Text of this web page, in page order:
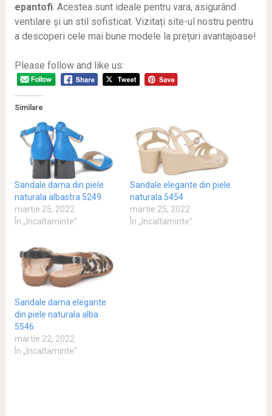
epantofi. Acestea sunt ideale pentru vara, asigurând
ventilare și un stil sofisticat. Vizitați site-ul nostru pentru
a descoperi cele mai bune modele la prețuri avantajoase!
Please follow and like us:
Similare
Sandale dama din piele
naturala albastra 5249
martie 25, 2022
În „Incaltaminte”
Sandale elegante din piele
naturala 5454
martie 25, 2022
În „Incaltaminte”
Sandale dama elegante
din piele naturala alba
5546
martie 22, 2022
În „Incaltaminte”